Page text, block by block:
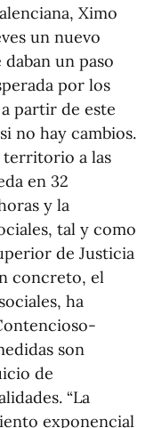
Ximo
un nuevo
un paso
por los
partir de este
no hay cambios.
territorio a las
en 32
y la
tal y como
de Justicia
concreto, el
ha
son
de
“La
exponencial